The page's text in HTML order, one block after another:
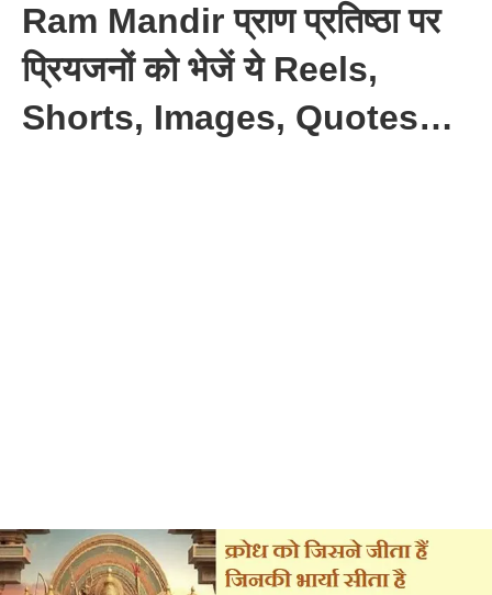
Ram Mandir प्राण प्रतिष्ठा पर
प्रियजनों को भेजें ये Reels,
Shorts, Images, Quotes…